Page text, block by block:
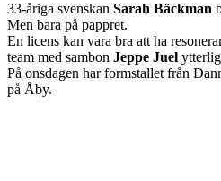
33-åriga svenskan Sarah Bäckman
Men bara på pappret.
En licens kan vara bra att ha
team med sambon Jeppe Juel
På onsdagen har formstallet från
på Åby.